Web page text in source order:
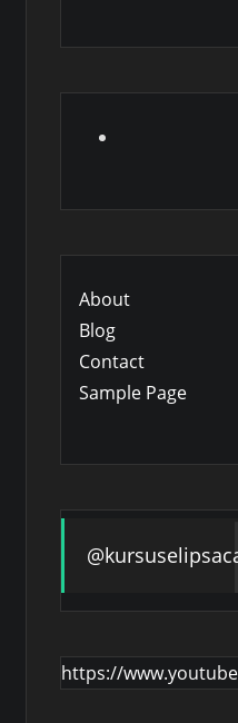
About
Blog
Contact
Sample Page
https://